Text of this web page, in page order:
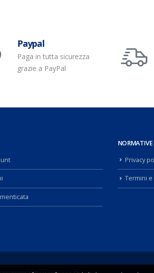
Paypal
Paga in tutta sicurezza
grazie a PayPal
NORMATIVE
Privacy
Termini e